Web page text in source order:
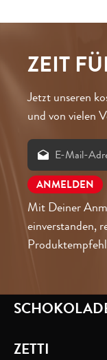
ZEIT
Jetzt unseren
und von vielen
Mit Deiner
einverstanden,
ZETTI